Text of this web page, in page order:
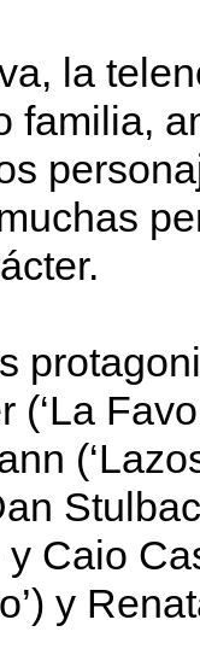
la
familia,
Caio
y